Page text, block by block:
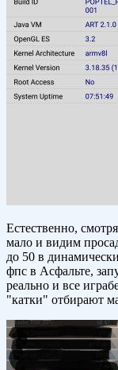
Естественно,
мало и видим
до 50 в
фпс в Асфальте,
реально и все
"катки" отбирают